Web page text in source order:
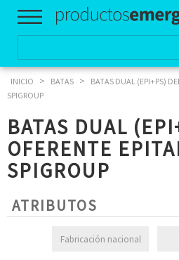
INICIO > BATAS >
BATAS DUAL (EPI+PS)
SPIGROUP
BATAS DUAL
OFERENTE
SPIGROUP
ATRIBUTOS
Fabricación nacional